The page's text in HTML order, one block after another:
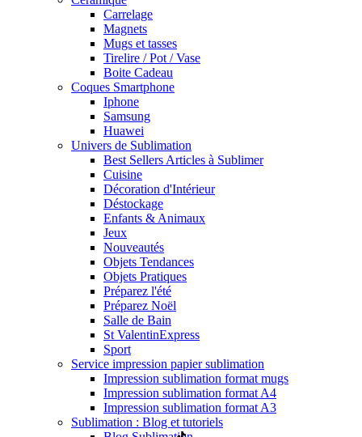
Carrelage
Magnets
Mugs et tasses
Tirelire / Pot / Vase
Boite Cadeau
Coques Smartphone
Iphone
Samsung
Huawei
Univers de Sublimation
Best Sellers Articles à Sublimer
Cuisine
Décoration d'Intérieur
Déstockage
Enfants & Animaux
Jeux
Nouveautés
Objets Tendances
Objets Pratiques
Préparez l'été
Préparez Noël
Salle de Bain
St ValentinExpress
Sport
Service impression papier sublimation
Impression sublimation format mugs
Impression sublimation format A4
Impression sublimation format A3
Sublimation : Blog et tutoriels